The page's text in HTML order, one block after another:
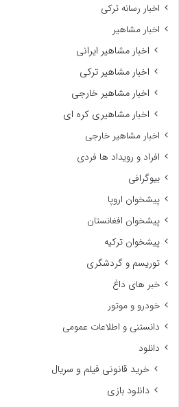
اخبار رسانه ترکی
اخبار مشاهیر
اخبار مشاهیر ایرانی
اخبار مشاهیر ترکی
اخبار مشاهیر خارجی
اخبار مشاهیری کره ای
اخبار مشاهیر خارجی
افراد و رویداد ها فردی
بیوگرافی
پیشخوان اروپا
پیشخوان افغانستان
پیشخوان ترکیه
توریسم و گردشگری
خبر های داغ
خودرو و موتور
دانستنی و اطلاعات عمومی
دانلود
خرید قانونی فیلم و سریال
دانلود بازی